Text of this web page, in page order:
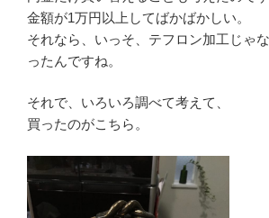
金額が1万円以上してばかばかしい。
それなら、いっそ、テフロン加工じゃ
ったんですね。
それで、いろいろ調べて考えて、
買ったのがこちら。